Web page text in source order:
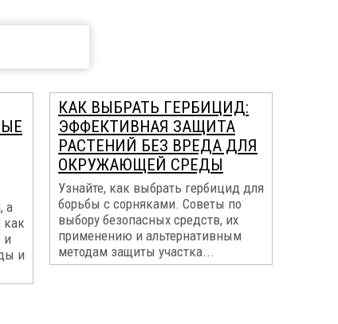
а
как
и
и
КАК ВЫБРАТЬ ГЕРБИЦИД:
ЭФФЕКТИВНАЯ ЗАЩИТА
РАСТЕНИЙ БЕЗ ВРЕДА ДЛЯ
ОКРУЖАЮЩЕЙ СРЕДЫ
Узнайте, как выбрать гербицид для
борьбы с сорняками. Советы по
выбору безопасных средств, их
применению и альтернативным
методам защиты участка...